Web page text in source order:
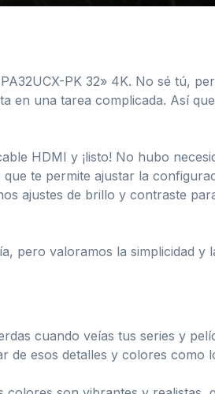
PK 32» 4K. No sé tú,
una tarea complicada. Así
HDMI y ¡listo! No hubo
te permite ajustar la
ajustes de brillo y contraste
pero valoramos la simplicidad y
cuando veías tus series y
de esos detalles y colores como